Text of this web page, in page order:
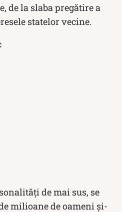
de la slaba pregătire a
statelor vecine.
de mai sus, se
milioane de oameni și-